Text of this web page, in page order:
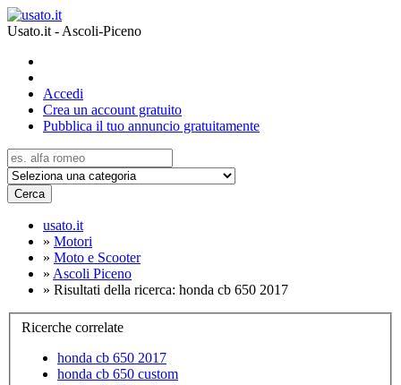
Usato.it - Ascoli-Piceno
Accedi
Crea un account gratuito
Pubblica il tuo annuncio gratuitamente
Cerca
usato.it
» Motori
» Moto e Scooter
» Ascoli Piceno
» Risultati della ricerca: honda cb 650 2017
Ricerche correlate
honda cb 650 2017
honda cb 650 custom